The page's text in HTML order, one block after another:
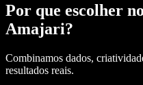
Por que escolher
Amajari?
Combinamos dados,
resultados reais.